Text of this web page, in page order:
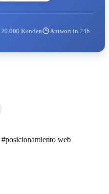
Kunden Antwort in 24h
#posicionamiento web